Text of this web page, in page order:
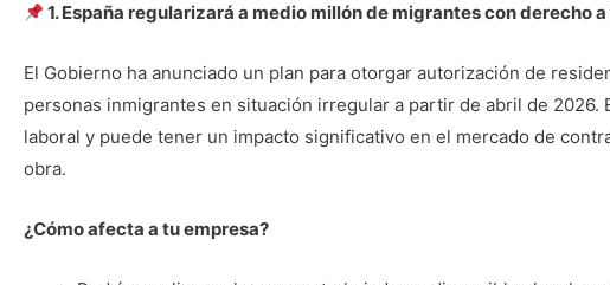
1. España regularizará a medio millón de migrantes con derecho
El Gobierno ha anunciado un plan para otorgar autorización de
personas inmigrantes en situación irregular a partir de abril de 2026.
laboral y puede tener un impacto significativo en el mercado de
obra.
¿Cómo afecta a tu empresa?